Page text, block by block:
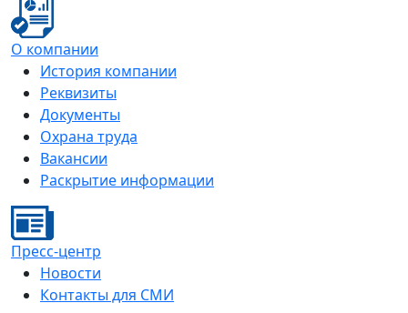
О компании
История компании
Реквизиты
Документы
Охрана труда
Вакансии
Раскрытие информации
Пресс-центр
Новости
Контакты для СМИ